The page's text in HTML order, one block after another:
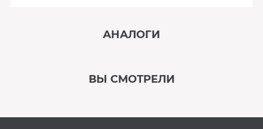
АНАЛОГИ
ВЫ СМОТРЕЛИ